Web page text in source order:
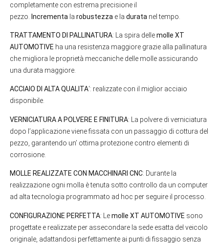
completamente con estrema precisione il
pezzo.
Incrementa la robustezza e la durata nel tempo.
TRATTAMENTO DI PALLINATURA: La spira dellemolle XT
AUTOMOTIVE ha una resistenza maggiore grazie alla pallinatura
che migliora le proprietà meccaniche delle molle assicurando
una durata maggiore.
ACCIAIO DI ALTA QUALITA‘: realizzate con il miglior acciaio
disponibile.
VERNICIATURA A POLVERE E FINITURA: La polvere di verniciatura
dopo l’applicazione viene fissata con un passaggio di cottura del
pezzo, garantendo un’ ottima protezione contro elementi di
corrosione.
MOLLE REALIZZATE CON MACCHINARI CNC: Durante la
realizzazione ogni molla è tenuta sotto controllo da un computer
ad alta tecnologia programmato ad hoc per seguire il processo.
CONFIGURAZIONE PERFETTA: Lemolle XT AUTOMOTIVE sono
progettate e realizzate per assecondare la sede esatta del veicolo
originale, adattandosi perfettamente ai punti di fissaggio senza